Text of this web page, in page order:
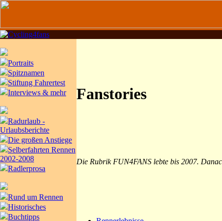
Portraits
Spitznamen
Stiftung Fahrertest
Interviews & mehr
Radurlaub -
Urlaubsberichte
Die großen Anstiege
Selberfahrten Rennen
2002-2008
Radlerprosa
Rund um Rennen
Historisches
Buchtipps
Fanstories
Die Rubrik FUN4FANS lebte bis 2007.